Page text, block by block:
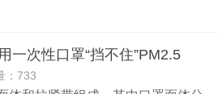
一次性口罩“挡不住”PM2.5
：733